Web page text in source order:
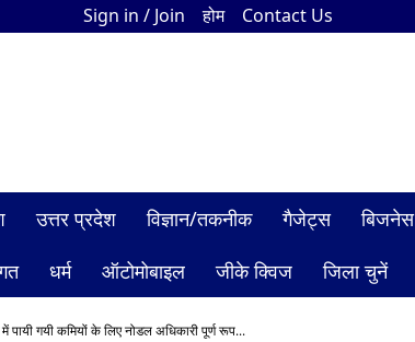
Sign in / Join होम Contact Us
उत्तर प्रदेश विज्ञान/तकनीक गैजेट्स बिजनेस
धर्म ऑटोमोबाइल जीके क्विज जिला चुनें
में पायी गयी कमियों के लिए नोडल अधिकारी पूर्ण रूप...